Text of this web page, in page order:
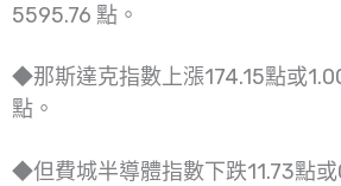
5595.76 點。
◆那斯達克指數上漲174.15點或
點。
◆但費城半導體指數下跌11.73點